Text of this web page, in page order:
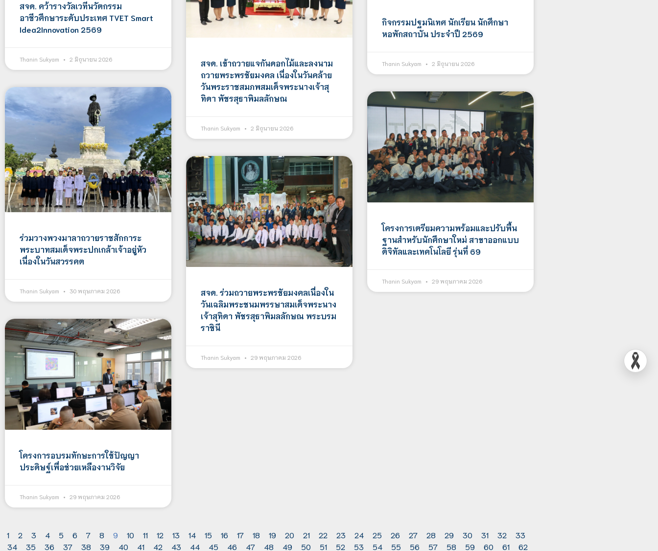
สจด. คว้ารางวัลเวทีนวัตกรรม
อาชีวศึกษาระดับประเทศ TVET Smart
Idea2Innovation 2569
Thanin Sukyam 2 มิถุนายน 2026
สจด. เข้าถวายแจกันดอกไม้และลงนาม
ถวายพระพรชัยมงคล เนื่องในวันคล้าย
วันพระราชสมภพสมเด็จพระนางเจ้าสุ
ทิดา พัชรสุธาพิมลลักษณ
Thanin Sukyam 2 มิถุนายน 2026
กิจกรรมปฐมนิเทศ นักเรียน นักศึกษา
หอพักสถาบัน ประจำปี 2569
Thanin Sukyam 2 มิถุนายน 2026
ร่วมวางพวงมาลาถวายราชสักการะ
พระบาทสมเด็จพระปกเกล้าเจ้าอยู่หัว
เนื่องในวันสวรรคต
Thanin Sukyam 30 พฤษภาคม 2026
สจด. ร่วมถวายพระพรชัยมงคลเนื่องใน
วันเฉลิมพระชนมพรรษาสมเด็จพระนาง
เจ้าสุทิดา พัชรสุธาพิมลลักษณ พระบรม
ราชินี
Thanin Sukyam 29 พฤษภาคม 2026
โครงการเตรียมความพร้อมและปรับพื้น
ฐานสำหรับนักศึกษาใหม่ สาขาออกแบบ
ดิจิทัลและเทคโนโลยี รุ่นที่ 69
Thanin Sukyam 29 พฤษภาคม 2026
โครงการอบรมทักษะการใช้ปัญญา
ประดิษฐ์เพื่อช่วยเหลืองานวิจัย
Thanin Sukyam 29 พฤษภาคม 2026
1 2 3 4 5 6 7 8 9 10 11 12 13 14 15 16 17 18 19 20 21 22 23 24 25 26 27 28 29 30 31 32
33
34
35 36 37 38 39 40 41 42 43 44 45 46 47 48 49 50 51 52 53 54 55 56 57 58 59 60 61
62